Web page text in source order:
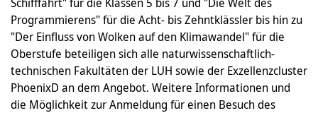
Programmierens" für die Acht- bis Zehntklässler bis hin zu
"Der Einfluss von Wolken auf den Klimawandel" für die
Oberstufe beteiligen sich alle naturwissenschaftlich-
technischen Fakultäten der LUH sowie der Exzellenzcluster
PhoenixD an dem Angebot. Weitere Informationen und
die Möglichkeit zur Anmeldung für einen Besuch des